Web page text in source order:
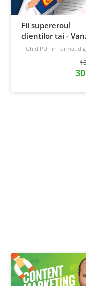
Fii supereroul
clientilor tai -
pe pilot automat
Ghid PDF in format